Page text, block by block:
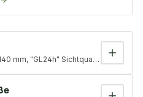
mm, "GL24h" Sichtqualität,